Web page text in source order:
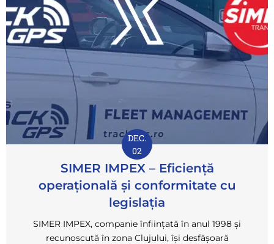
DEC.
02
SIMER IMPEX – Eficiență
operațională și conformitate cu
legislația
SIMER IMPEX, companie înființată în anul 1998 și
recunoscută în zona Clujului, își desfășoară